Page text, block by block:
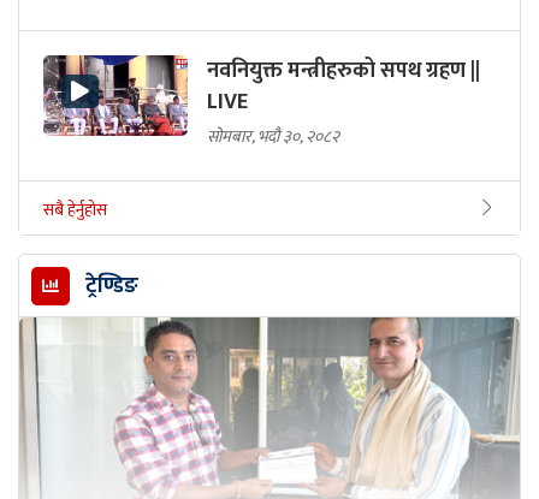
नवनियुक्त मन्त्रीहरुको सपथ ग्रहण ||
LIVE
सोमबार, भदौ ३०, २०८२
सबै हेर्नुहोस
ट्रेण्डिङ